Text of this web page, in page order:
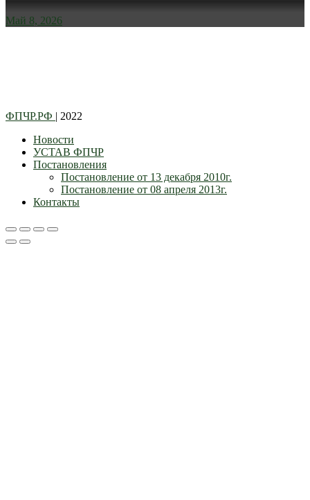
Май 8, 2026
ФПЧР.РФ | 2022
Новости
УСТАВ ФПЧР
Постановления
Постановление от 13 декабря 2010г.
Постановление от 08 апреля 2013г.
Контакты